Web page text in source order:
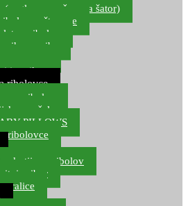
(naglavne, ručne, za šator)
štapove
za ribolov
ribe
oprema
i optika
ribolovce
za ribolov
naočale
PILLOWS
ribolovce
kutije za ribolov
pribor